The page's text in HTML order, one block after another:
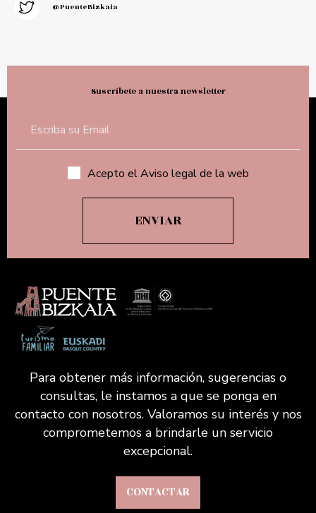
@PuenteBizkaia
Suscríbete a nuestra newsletter
Acepto el Aviso legal de la web
Para obtener más información, sugerencias o
consultas, le instamos a que se ponga en
contacto con nosotros. Valoramos su interés y nos
comprometemos a brindarle un servicio
excepcional.
CONTACTAR